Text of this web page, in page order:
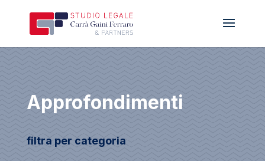
Approfondimenti
filtra per categoria